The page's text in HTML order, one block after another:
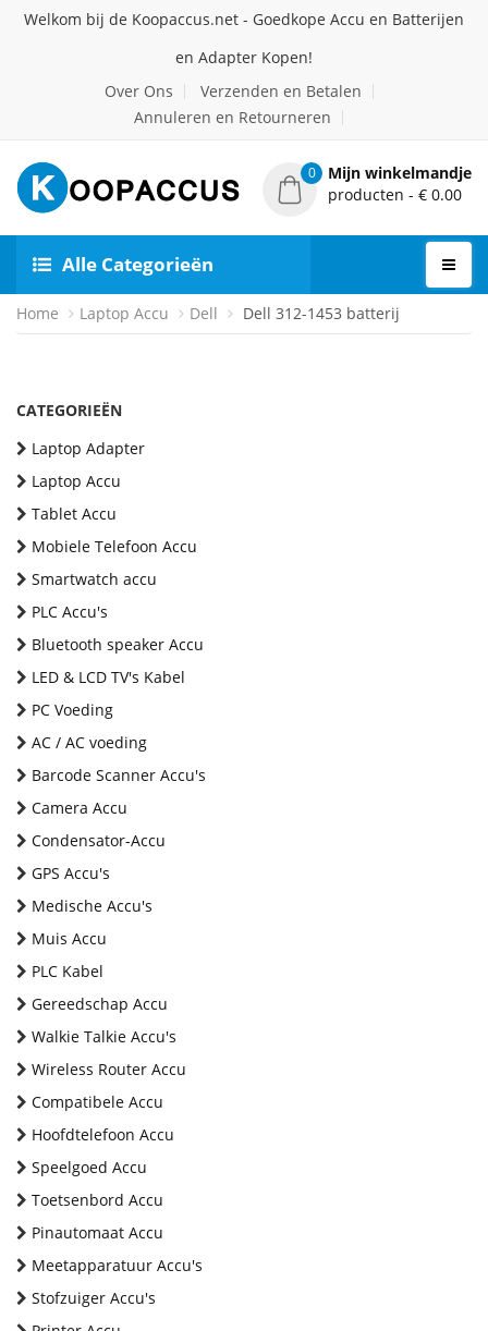
Welkom bij de Koopaccus.net - Goedkope Accu en Batterijen
en Adapter Kopen!
Over Ons
Verzenden en Betalen
Annuleren en Retourneren
0
Mijn winkelmandje
producten - € 0.00
Alle Categorieën
Home Laptop Accu Dell Dell 312-1453 batterij
CATEGORIEËN
Laptop Adapter
Laptop Accu
Tablet Accu
Mobiele Telefoon Accu
Smartwatch accu
PLC Accu's
Bluetooth speaker Accu
LED & LCD TV's Kabel
PC Voeding
AC / AC voeding
Barcode Scanner Accu's
Camera Accu
Condensator-Accu
GPS Accu's
Medische Accu's
Muis Accu
PLC Kabel
Gereedschap Accu
Walkie Talkie Accu's
Wireless Router Accu
Compatibele Accu
Hoofdtelefoon Accu
Speelgoed Accu
Toetsenbord Accu
Pinautomaat Accu
Meetapparatuur Accu's
Stofzuiger Accu's